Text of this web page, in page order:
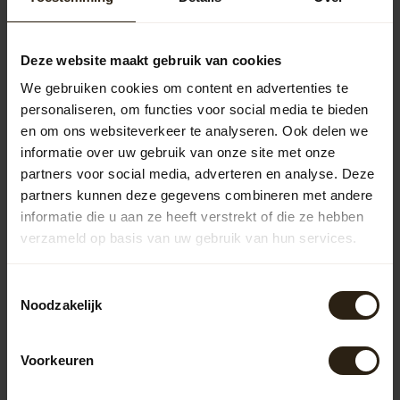
Deze website maakt gebruik van cookies
We gebruiken cookies om content en advertenties te
personaliseren, om functies voor social media te bieden
en om ons websiteverkeer te analyseren. Ook delen we
informatie over uw gebruik van onze site met onze
partners voor social media, adverteren en analyse. Deze
partners kunnen deze gegevens combineren met andere
informatie die u aan ze heeft verstrekt of die ze hebben
verzameld op basis van uw gebruik van hun services.
Noodzakelijk
Voorkeuren
In Molenlanden zijn regentonnen van hout, zink en
authentieke uitstraling en passen goed in natuurlijke
look en zijn duurzaam. Kunststof tonnen zijn lichtgewicht,
onderhoudsvriendelijk en verkrijgbaar in diverse kleuren
en vormen, waardoor ze in elke tuin passen.
Houten regentonnen
De houten regentonnen van Barrel Atelier zijn vervaardigd
uit gerecyclede wijn-, whisky- of portvaten. Deze tonnen
en voegen een uniek element toe aan je tuin. Dankzij het
Zinken regentonnen
maar ook een stijlvolle toevoeging aan je tuin. Het